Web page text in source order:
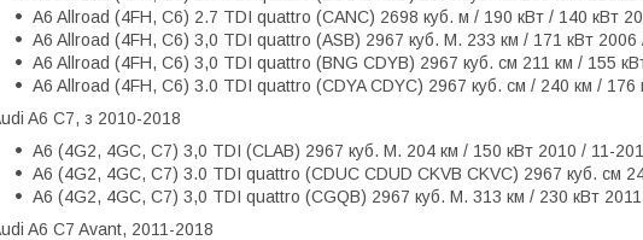
A6 Allroad (4FH, C6) 2.7 TDI quattro (CANC) 2698 куб. м / 190 кВт / 140 кВт
A6 Allroad (4FH, C6) 3,0 TDI quattro (ASB) 2967 куб. М. 233 км / 171 кВт 2006
A6 Allroad (4FH, C6) 3,0 TDI quattro (BNG CDYB) 2967 куб. см 211 км / 155
A6 Allroad (4FH, C6) 3.0 TDI quattro (CDYA CDYC) 2967 куб. см / 240 км / 176
A6 C7, з 2010-2018
A6 (4G2, 4GC, C7) 3,0 TDI (CLAB) 2967 куб. М. 204 км / 150 кВт 2010 / 11-
A6 (4G2, 4GC, C7) 3.0 TDI quattro (CDUC CDUD CKVB CKVC) 2967 куб. см
A6 (4G2, 4GC, C7) 3,0 TDI quattro (CGQB) 2967 куб. М. 313 км / 230 кВт
A6 C7 Avant, 2011-2018